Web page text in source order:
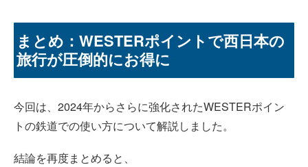
まとめ：WESTERポイントで西日本の
旅行が圧倒的にお得に
今回は、2024年からさらに強化されたWESTERポイン
トの鉄道での使い方について解説しました。
結論を再度まとめると、